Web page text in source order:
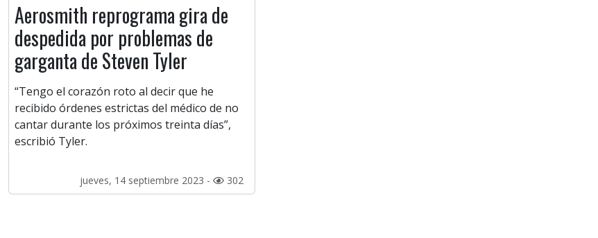
Aerosmith reprograma gira de
despedida por problemas de
garganta de Steven Tyler
“Tengo el corazón roto al decir que he
recibido órdenes estrictas del médico de no
cantar durante los próximos treinta días”,
escribió Tyler.
jueves, 14 septiembre 2023 - 302